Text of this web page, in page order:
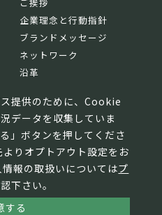
提供のために、Cookie
データを収集していま
」ボタンを押してくださ
りオプトアウト設定をお
報の取扱いについてはプ
下さい。
する
企業理念と行動指針
ブランドメッセージ
ネットワーク
沿革